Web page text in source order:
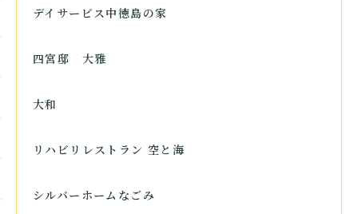
デイサービス中徳島の家
四宮邸 大雅
大和
リハビリレストラン 空と海
シルバーホームなごみ